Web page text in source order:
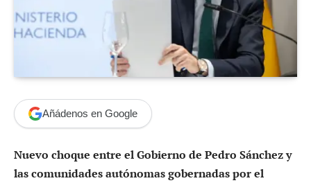
Añádenos en Google
Nuevo choque entre el Gobierno de Pedro Sánchez y
las comunidades autónomas gobernadas por el